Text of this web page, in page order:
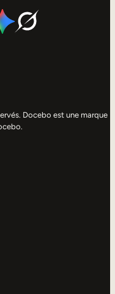
Docebo est une marque